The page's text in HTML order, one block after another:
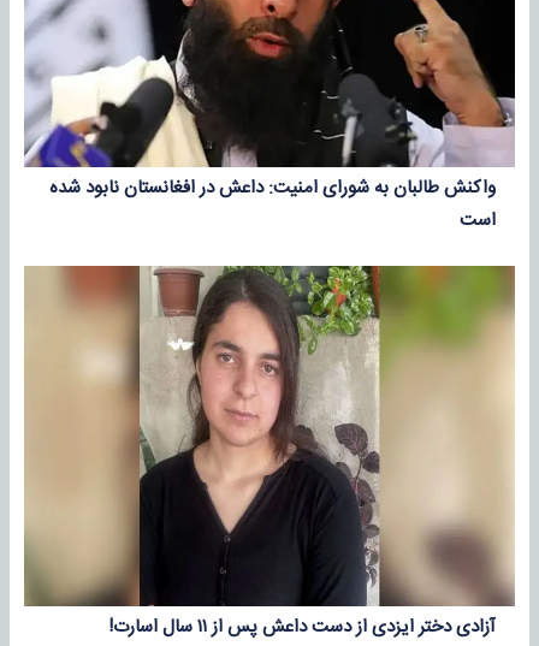
واکنش طالبان به شورای امنیت: داعش در افغانستان نابود شده
است
آزادی دختر ایزدی از دست داعش پس از ۱۱ سال اسارت!